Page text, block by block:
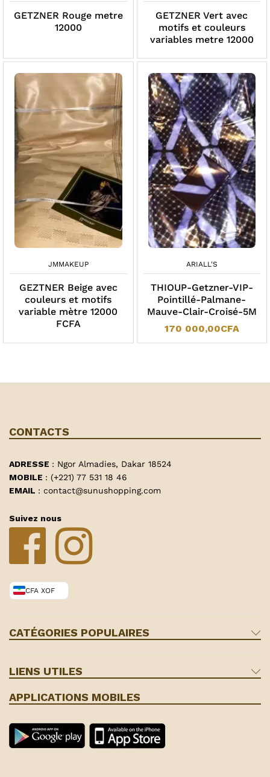
GETZNER Rouge metre
12000
GETZNER Vert avec
motifs et couleurs
variables metre 12000
JMMAKEUP
GEZTNER Beige avec
couleurs et motifs
variable mètre 12000
FCFA
ARIALL'S
THIOUP-Getzner-VIP-
Pointillé-Palmane-
Mauve-Clair-Croisé-5M
170 000,00CFA
CONTACTS
ADRESSE : Ngor Almadies, Dakar 18524
MOBILE : (+221) 77 531 18 46
EMAIL : contact@sunushopping.com
Suivez nous
CFA XOF
CATÉGORIES POPULAIRES
LIENS UTILES
APPLICATIONS MOBILES